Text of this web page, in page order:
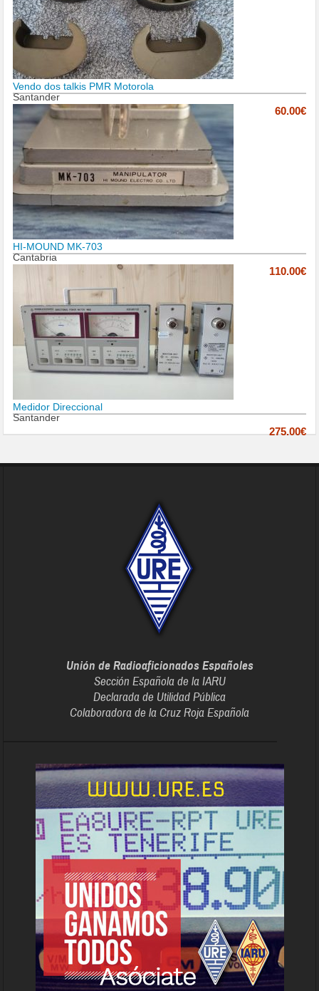
Vendo dos talkis PMR Motorola
Santander
60.00€
HI-MOUND MK-703
Cantabria
110.00€
Medidor Direccional
Santander
275.00€
Unión de Radioaficionados Españoles
Sección Española de la IARU
Declarada de Utilidad Pública
Colaboradora de la Cruz Roja Española